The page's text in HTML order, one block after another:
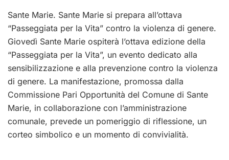
Sante Marie. Sante Marie si prepara all’ottava
“Passeggiata per la Vita” contro la violenza di genere.
Giovedì Sante Marie ospiterà l’ottava edizione della
“Passeggiata per la Vita”, un evento dedicato alla
sensibilizzazione e alla prevenzione contro la violenza
di genere. La manifestazione, promossa dalla
Commissione Pari Opportunità del Comune di Sante
Marie, in collaborazione con l’amministrazione
comunale, prevede un pomeriggio di riflessione, un
corteo simbolico e un momento di convivialità.